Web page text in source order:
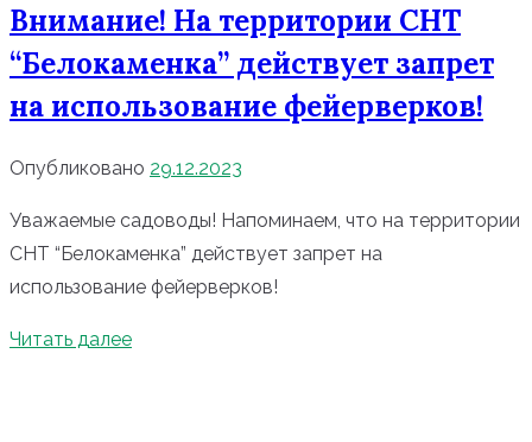
Внимание! На территории СНТ
“Белокаменка” действует запрет
на использование фейерверков!
Опубликовано 29.12.2023
Уважаемые садоводы! Напоминаем, что на территории
СНТ “Белокаменка” действует запрет на
использование фейерверков!
Читать далее